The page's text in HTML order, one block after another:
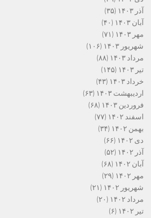
آذر ۱۴۰۳
(۳۵)
آبان ۱۴۰۳
(۴۰)
مهر ۱۴۰۳
(۷۱)
شهریور ۱۴۰۳
(۱۰۶)
مرداد ۱۴۰۳
(۸۸)
تیر ۱۴۰۳
(۱۴۵)
خرداد ۱۴۰۳
(۴۳)
اردیبهشت ۱۴۰۳
(۶۳)
فروردین ۱۴۰۳
(۶۸)
اسفند ۱۴۰۲
(۷۷)
بهمن ۱۴۰۲
(۳۴)
دی ۱۴۰۲
(۶۶)
آذر ۱۴۰۲
(۵۲)
آبان ۱۴۰۲
(۶۸)
مهر ۱۴۰۲
(۲۹)
شهریور ۱۴۰۲
(۲۱)
مرداد ۱۴۰۲
(۲۰)
تیر ۱۴۰۲
(۶)